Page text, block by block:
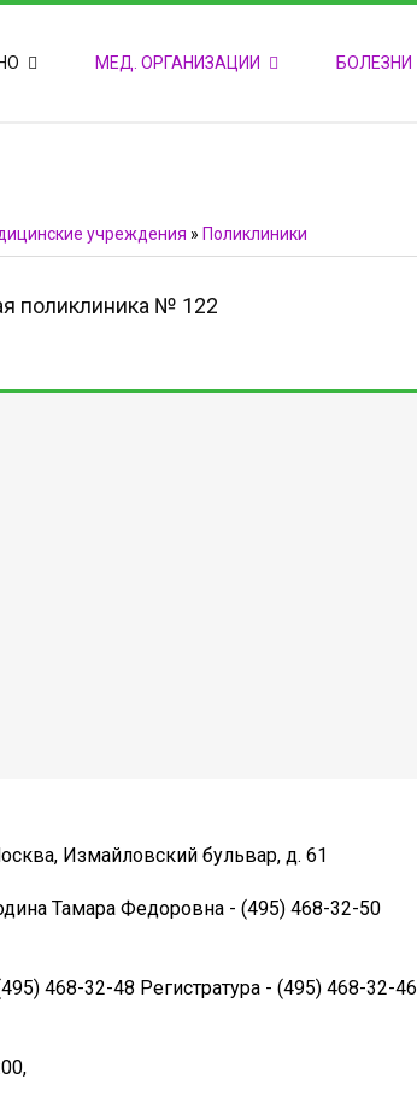
НОВОСТИ
МЕД. ОРГАНИЗАЦИИ БОЛЕЗНИ
учреждения » Поликлиники
поликлиника № 122
Измайловский бульвар, д. 61
Тамара Федоровна - (495) 468-32-50
468-32-48 Регистратура - (495) 468-32-46